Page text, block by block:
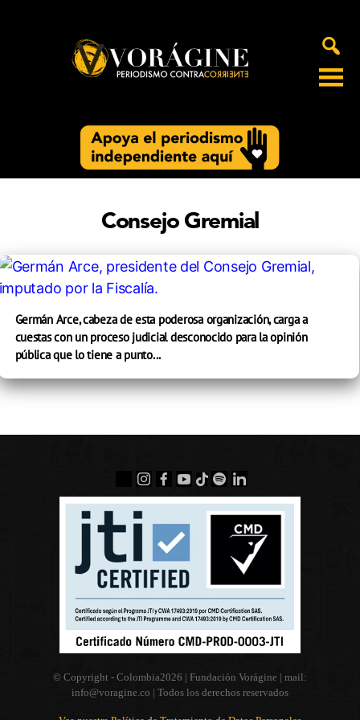
Consejo Gremial
Germán Arce, cabeza de esta poderosa organización, carga a
cuestas con un proceso judicial desconocido para la opinión
pública que lo tiene a punto...
© Copyright - Colombia2026 | Fundación Vorágine | mail:
info@voragine.co | Todos los derechos reservados